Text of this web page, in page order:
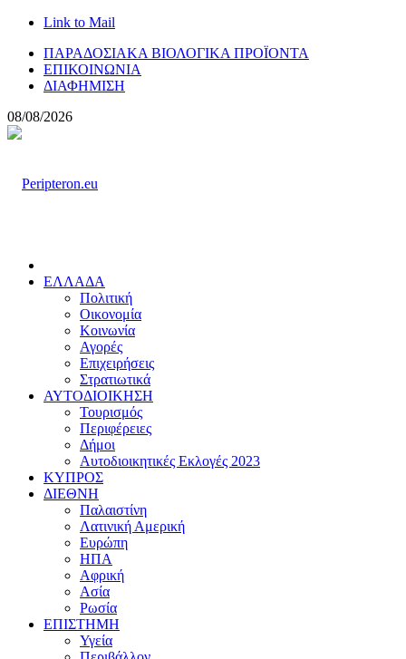
Link to Mail
ΠΑΡΑΔΟΣΙΑΚΑ ΒΙΟΛΟΓΙΚΑ ΠΡΟΪΟΝΤΑ
ΕΠΙΚΟΙΝΩΝΙΑ
ΔΙΑΦΗΜΙΣΗ
08/08/2026
ΕΛΛΑΔΑ
Πολιτική
Οικονομία
Κοινωνία
Αγορές
Επιχειρήσεις
Στρατιωτικά
ΑΥΤΟΔΙΟΙΚΗΣΗ
Τουρισμός
Περιφέρειες
Δήμοι
Αυτοδιοικητικές Εκλογές 2023
ΚΥΠΡΟΣ
ΔΙΕΘΝΗ
Παλαιστίνη
Λατινική Αμερική
Ευρώπη
ΗΠΑ
Αφρική
Ασία
Ρωσία
ΕΠΙΣΤΗΜΗ
Υγεία